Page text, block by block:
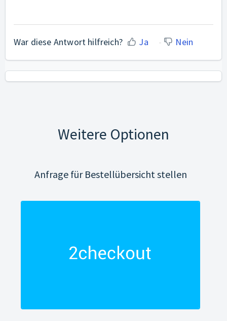
War diese Antwort hilfreich? Ja Nein
Weitere Optionen
Anfrage für Bestellübersicht stellen